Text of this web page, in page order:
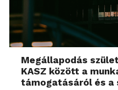
Megállapodás
KASZ között a
támogatásáról és a